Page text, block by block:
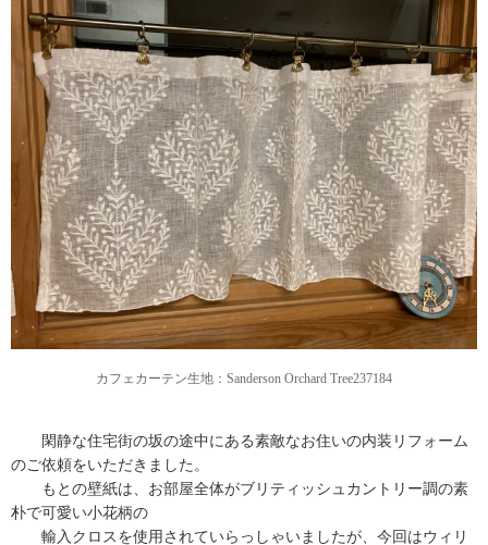
カフェカーテン生地：Sanderson Orchard Tree237184
閑静な住宅街の坂の途中にある素敵なお住いの内装リフォーム
のご依頼をいただきました。
もとの壁紙は、お部屋全体がブリティッシュカントリー調の素
朴で可愛い小花柄の
輸入クロスを使用されていらっしゃいましたが、今回はウィリ